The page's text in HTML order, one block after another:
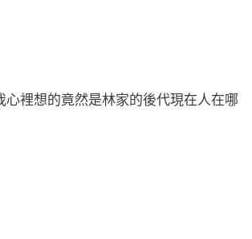
裡想的竟然是林家的後代現在人在哪